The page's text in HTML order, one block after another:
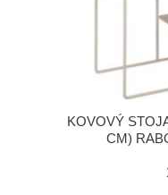
KOVOVÝ
CM)